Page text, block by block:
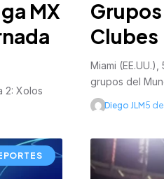
MX
2: Xolos
Clubes
Miami
grupos del
Diego JLM5